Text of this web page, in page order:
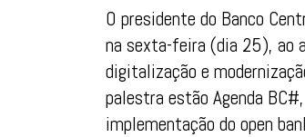
O presidente do Banco
na sexta-feira (dia 25), ao
digitalização e
palestra estão Agenda
implementação do open